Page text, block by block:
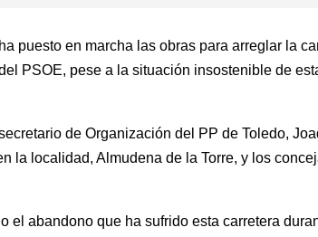
puesto en marcha las obras para arreglar la
PSOE, pese a la situación insostenible de
de Organización del PP de Toledo,
la localidad, Almudena de la Torre, y los
abandono que ha sufrido esta carretera